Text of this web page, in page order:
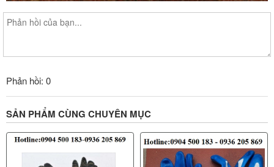
Phản hồi: 0
SẢN PHẨM CÙNG CHUYÊN MỤC